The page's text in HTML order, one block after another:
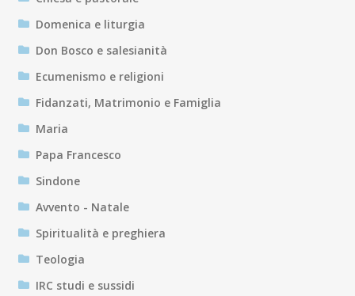
Domenica e liturgia
Don Bosco e salesianità
Ecumenismo e religioni
Fidanzati, Matrimonio e Famiglia
Maria
Papa Francesco
Sindone
Avvento - Natale
Spiritualità e preghiera
Teologia
IRC studi e sussidi